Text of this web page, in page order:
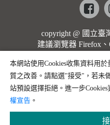
copyright @ 國立臺
建議瀏覽器 Firefox
本網站使用Cookies收集資料用
質之改善。請點選"接受"，若未
站預設選擇拒絕。進一步
權宣告 。